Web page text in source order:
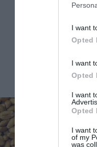
I want
Opted
I want
Opted
I want
Opted
I want
of my
was